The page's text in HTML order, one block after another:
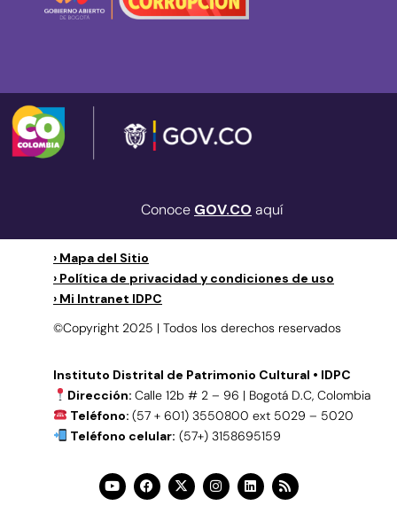
Conoce GOV.CO aquí
› Mapa del Sitio
› Política de privacidad y condiciones de uso
› Mi Intranet IDPC
©Copyright 2025 | Todos los derechos reservados
Instituto Distrital de Patrimonio Cultural • IDPC
Dirección: Calle 12b # 2 – 96 | Bogotá D.C, Colombia
Teléfono: (57 + 601) 3550800 ext 5029 – 5020
Teléfono celular: (57+) 3158695159